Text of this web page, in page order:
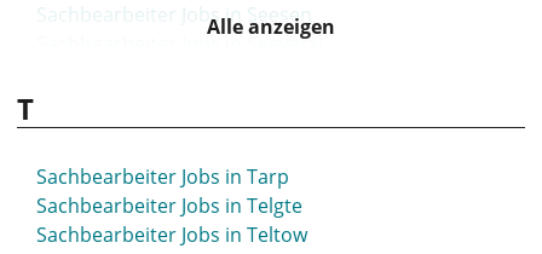
Sachbearbeiter Jobs in Seesen
Sachbearbeiter Jobs in Seevetal
Sachbearbeiter Jobs in Siegburg
Sachbearbeiter Jobs in Sigmaringen
Sachbearbeiter Jobs in Sindelfingen
Sachbearbeiter Jobs in Singen
Alle anzeigen
T
Sachbearbeiter Jobs in Tarp
Sachbearbeiter Jobs in Telgte
Sachbearbeiter Jobs in Teltow